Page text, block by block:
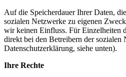
Auf die Speicherdauer Ihrer Daten,
sozialen Netzwerke zu eigenen
wir keinen Einfluss. Für Einzelheiten
direkt bei den Betreibern der sozialen
Datenschutzerklärung, siehe unten).
Ihre Rechte